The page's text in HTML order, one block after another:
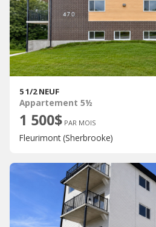
5 1/2 NEUF
Appartement 5½
1 500$ PAR MOIS
Fleurimont (Sherbrooke)